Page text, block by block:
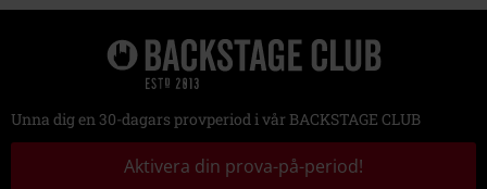
Unna dig en 30-dagars provperiod i vår BACKSTAGE CLUB
Aktivera din prova-på-period!